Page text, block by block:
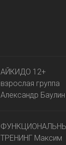
АЙКИДО 12+
взрослая группа
Александр Баулин
ТРЕНИНГ Максим